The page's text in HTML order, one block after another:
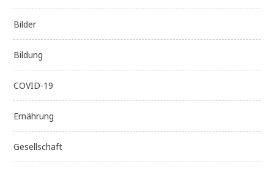
Bilder
Bildung
COVID-19
Ernährung
Gesellschaft